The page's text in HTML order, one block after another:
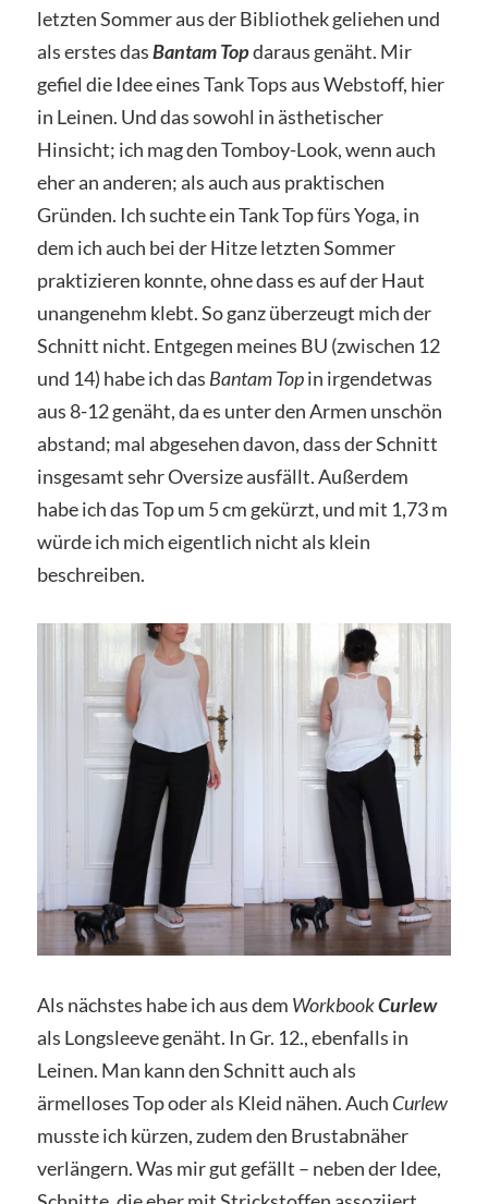
letzten Sommer aus der Bibliothek geliehen und
als erstes dasBantam Topdaraus genäht. Mir
gefiel die Idee eines Tank Tops aus Webstoff, hier
in Leinen. Und das sowohl in ästhetischer
Hinsicht; ich mag den Tomboy-Look, wenn auch
eher an anderen; als auch aus praktischen
Gründen. Ich suchte ein Tank Top fürs Yoga, in
dem ich auch bei der Hitze letzten Sommer
praktizieren konnte, ohne dass es auf der Haut
unangenehm klebt. So ganz überzeugt mich der
Schnitt nicht. Entgegen meines BU (zwischen 12
und 14) habe ich das Bantam Topin irgendetwas
aus 8-12 genäht, da es unter den Armen unschön
abstand; mal abgesehen davon, dass der Schnitt
insgesamt sehr Oversize ausfällt. Außerdem
habe ich das Top um 5 cm gekürzt, und mit 1,73 m
würde ich mich eigentlich nicht als klein
beschreiben.
Als nächstes habe ich aus dem WorkbookCurlew
als Longsleeve genäht. In Gr. 12., ebenfalls in
Leinen. Man kann den Schnitt auch als
ärmelloses Top oder als Kleid nähen. Auch Curlew
musste ich kürzen, zudem den Brustabnäher
verlängern. Was mir gut gefällt – neben der Idee,